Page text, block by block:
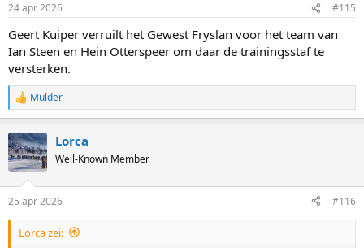
s
24 apr 2026 #115
Geert Kuiper verruilt het Gewest Fryslan voor het team van
Ian Steen en Hein Otterspeer om daar de trainingsstaf te
versterken.
R
e
c
t
i
s
:
Mulder
Lorca
Well-Known Member
25 apr 2026 #116
Lorca zei: